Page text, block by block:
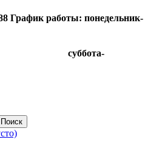
График работы: понедельник-
Поиск